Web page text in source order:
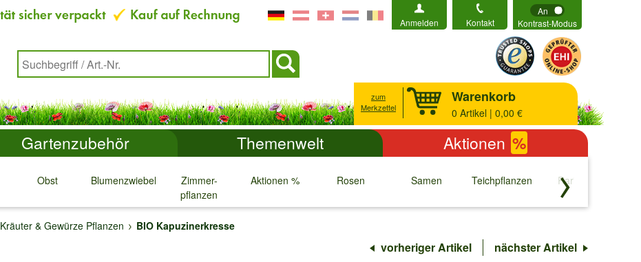
Anmelden Kontakt
An
Kontrast-Modus
zum
Merkzettel
Warenkorb
0 Artikel | 0,00 €
Gartenzubehör Themenwelt Aktionen %
Obst
↓
Blumenzwiebeln
↓
Zimmer-
pflanzen
↓
Aktionen %
↓
Rosen
↓
Samen
↓
Teichpflanzen
↓
Raritäten
↓
Kräuter & Gewürze Pflanzen BIO Kapuzinerkresse
vorheriger Artikel nächster Artikel